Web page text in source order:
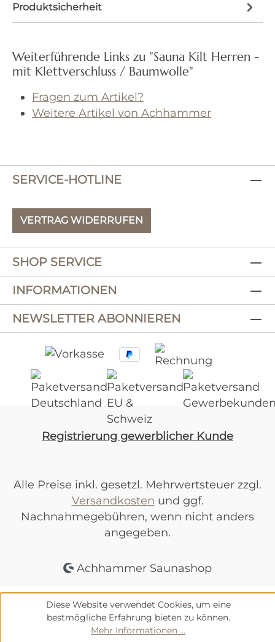
Produktsicherheit
Weiterführende Links zu "Sauna Kilt Herren -
mit Klettverschluss / Baumwolle"
Fragen zum Artikel?
Weitere Artikel von Achhammer
SERVICE-HOTLINE
VERTRAG WIDERRUFEN
SHOP SERVICE
INFORMATIONEN
NEWSLETTER ABONNIEREN
Registrierung gewerblicher Kunde
Alle Preise inkl. gesetzl. Mehrwertsteuer zzgl.
Versandkosten und ggf.
Nachnahmegebühren, wenn nicht anders
angegeben.
Achhammer Saunashop
Diese Website verwendet Cookies, um eine
bestmögliche Erfahrung bieten zu können.
Mehr Informationen ...